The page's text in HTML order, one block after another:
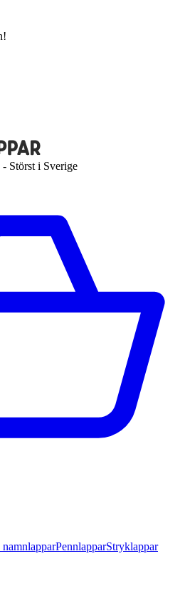
Störst i Sverige
namnlapparPennlapparStryklappar